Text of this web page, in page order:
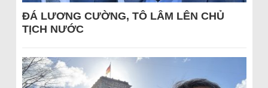
ĐÁ LƯƠNG CƯỜNG, TÔ LÂM LÊN CHỦ
TỊCH NƯỚC